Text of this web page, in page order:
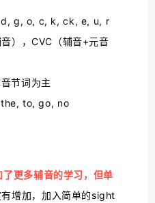
g, o, c, k, ck, e, u, r
），CVC（辅音+元音
节词为主
the, to, go, no
更多辅音的学习，但单
增加，加入简单的sight